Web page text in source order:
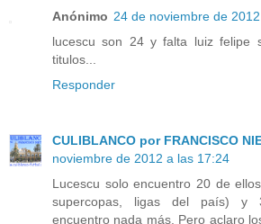
Anónimo 24 de noviembre de
lucescu son 24 y falta luiz felipe
titulos...
Responder
CULIBLANCO por FRANCISCO
noviembre de 2012 a las 17:24
Lucescu solo encuentro 20 de
supercopas, ligas del país) y
encuentro nada más. Pero aclaro